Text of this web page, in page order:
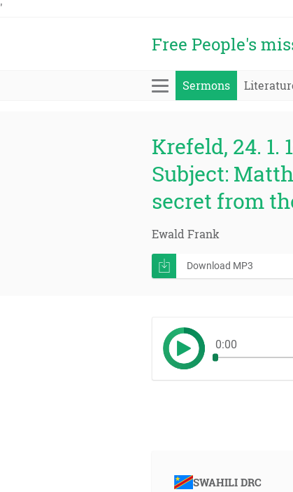
'
Free People's
Sermons
Krefeld, 24. 1.
Subject:
secret from
Ewald Frank
Download MP3
0:00
SWAHILI DRC